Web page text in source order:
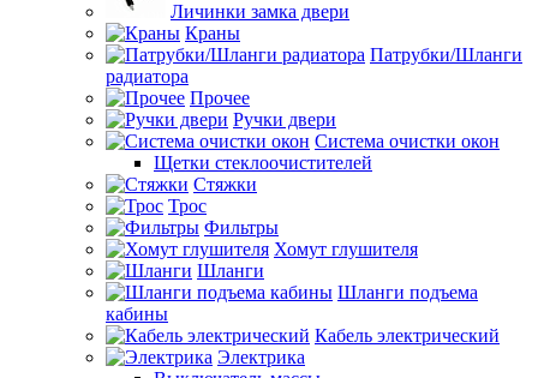
Личинки замка двери
Краны
Патрубки/Шланги
радиатора
Прочее
Ручки двери
Система очистки окон
Щетки стеклоочистителей
Стяжки
Трос
Фильтры
Хомут глушителя
Шланги
Шланги подъема
кабины
Кабель электрический
Электрика